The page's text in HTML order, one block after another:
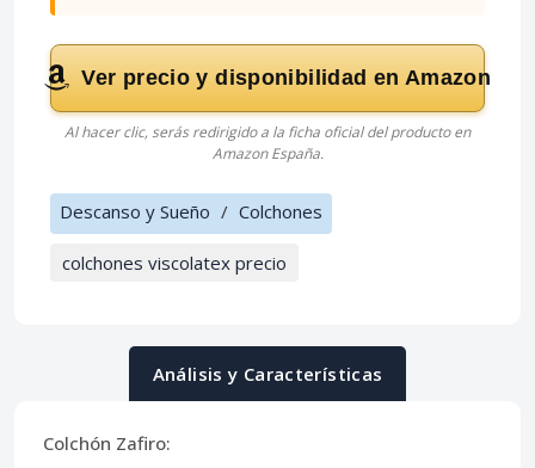
Ver precio y disponibilidad en Amazon
Al hacer clic, serás redirigido a la ficha oficial del producto en
Amazon España.
Descanso y Sueño / Colchones
colchones viscolatex precio
Análisis y Características
Colchón Zafiro: